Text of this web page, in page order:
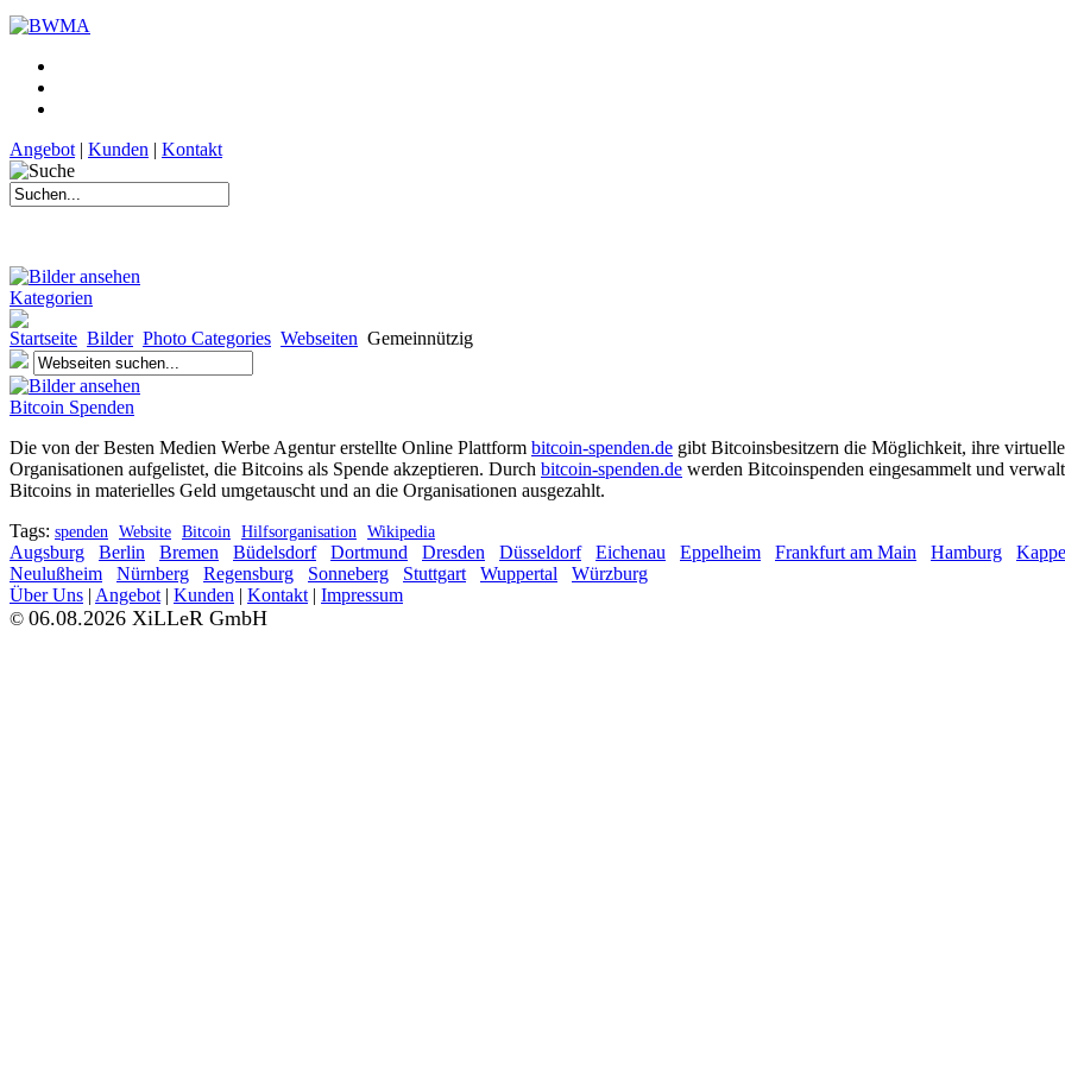
Angebot | Kunden | Kontakt
Kategorien
Startseite Bilder Photo Categories Webseiten Gemeinnützig
Bitcoin Spenden
Die von der Besten Medien Werbe Agentur erstellte Online Plattform bitcoin-spenden.de gibt Bitcoinsbesitzern die Möglichkeit, ihre
Organisationen aufgelistet, die Bitcoins als Spende akzeptieren. Durch bitcoin-spenden.de werden Bitcoinspenden eingesammelt und
Bitcoins in materielles Geld umgetauscht und an die Organisationen ausgezahlt.
Tags: spenden Website Bitcoin Hilfsorganisation Wikipedia
Augsburg Berlin Bremen Büdelsdorf Dortmund Dresden Düsseldorf Eichenau Eppelheim Frankfurt am Main Hamburg
Neulußheim
Nürnberg Regensburg Sonneberg Stuttgart Wuppertal
Würzburg
Über Uns | Angebot | Kunden | Kontakt | Impressum
© 06.08.2026 XiLLeR GmbH